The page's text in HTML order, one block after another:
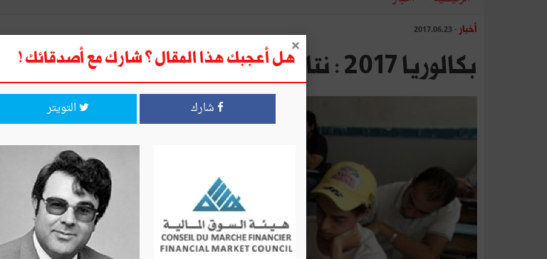
أخبار - 2017.06.23
بكالوريا 2017 : نتائج كارثية في شعبة الآداب هل أعجبك هذا المقال ؟ شارك مع أصدقائك !
شارك التويتر